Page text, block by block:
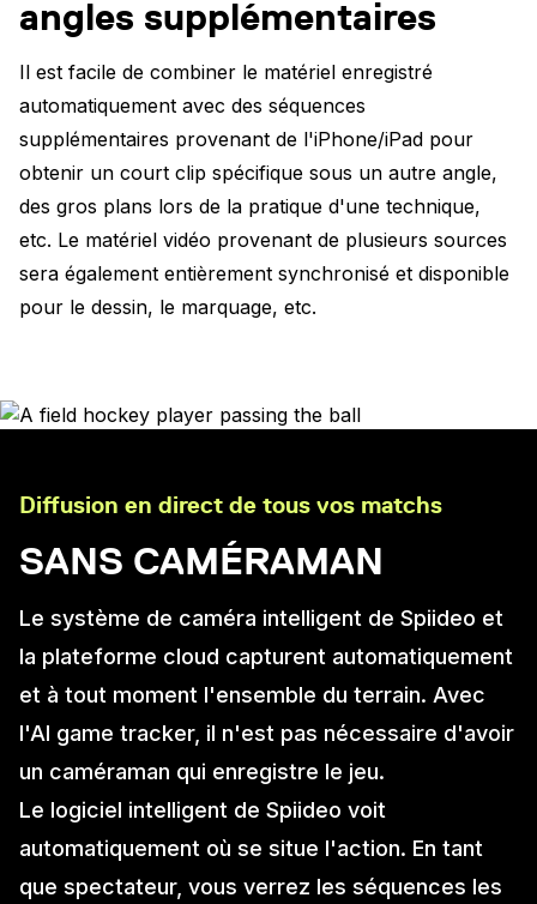
angles supplémentaires
Il est facile de combiner le matériel enregistré
automatiquement avec des séquences
supplémentaires provenant de l'iPhone/iPad pour
obtenir un court clip spécifique sous un autre angle,
des gros plans lors de la pratique d'une technique,
etc. Le matériel vidéo provenant de plusieurs sources
sera également entièrement synchronisé et disponible
pour le dessin, le marquage, etc.
Diffusion en direct de tous vos matchs
SANS CAMÉRAMAN
Le système de caméra intelligent de Spiideo et
la plateforme cloud capturent automatiquement
et à tout moment l'ensemble du terrain. Avec
l'AI game tracker, il n'est pas nécessaire d'avoir
un caméraman qui enregistre le jeu.
Le logiciel intelligent de Spiideo voit
automatiquement où se situe l'action. En tant
que spectateur, vous verrez les séquences les